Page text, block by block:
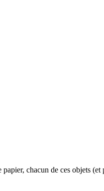
chacun de ces objets